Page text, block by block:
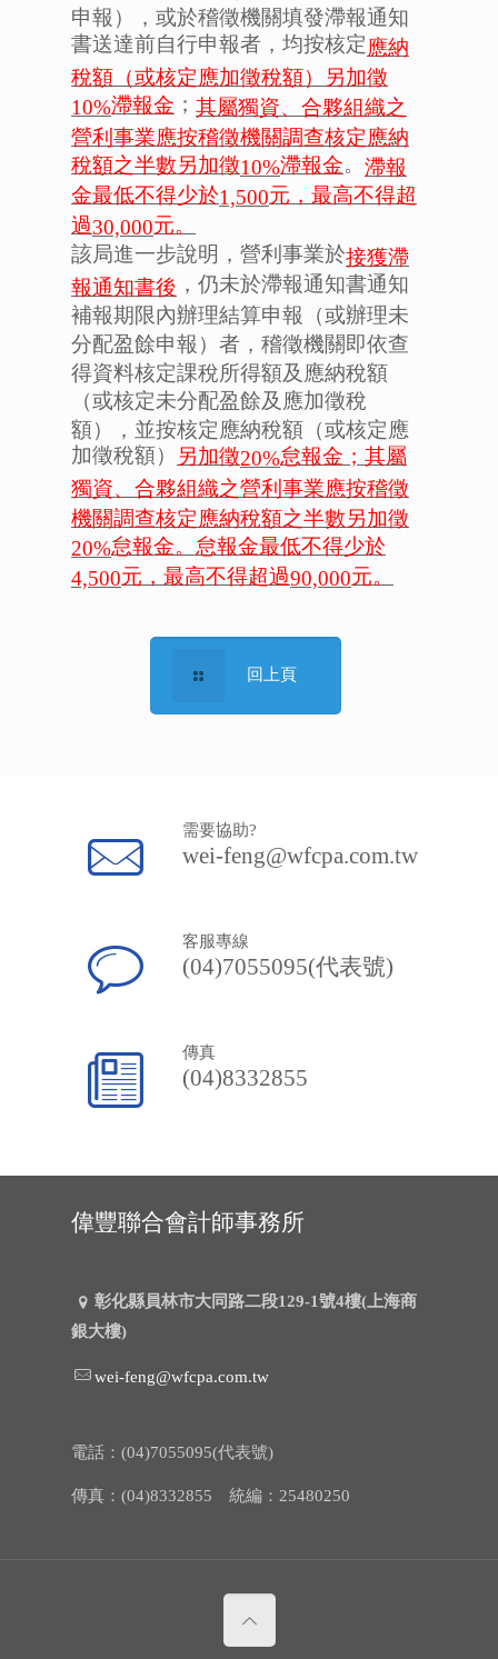
申報），或於稽徵機關填發滯報通知
書送達前自行申報者，均按核定應納
稅額（或核定應加徵稅額）另加徵
10%滯報金 ； 其屬獨資、合夥組織之
營利事業應按稽徵機關調查核定應納
稅額之半數另加徵10%滯報金。 滯報
金最低不得少於1,500元，最高不得超
過30,000元。
該局進一步說明，營利事業於接獲滯
報通知書後 ，仍未於滯報通知書通知
補報期限內辦理結算申報（或辦理未
分配盈餘申報）者，稽徵機關即依查
得資料核定課稅所得額及應納稅額
（或核定未分配盈餘及應加徵稅
額），並按核定應納稅額（或核定應
加徵稅額） 另加徵20%怠報金；其屬
獨資、合夥組織之營利事業應按稽徵
機關調查核定應納稅額之半數另加徵
20%怠報金。怠報金最低不得少於
4,500元，最高不得超過90,000元。
回上頁
需要協助?
wei-feng@wfcpa.com.tw
客服專線
(04)7055095(代表號)
傳真
(04)8332855
偉豐聯合會計師事務所
彰化縣員林市大同路二段129-1號4樓(上海商
銀大樓)
wei-feng@wfcpa.com.tw
電話：(04)7055095(代表號)
傳真：(04)8332855 統編：25480250